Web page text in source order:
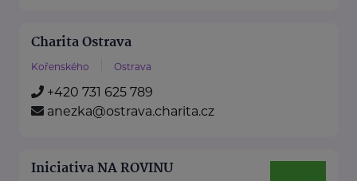
Charita Ostrava
Kořenského Ostrava
+420 731 625 789
anezka@ostrava.charita.cz
Iniciativa NA ROVINU